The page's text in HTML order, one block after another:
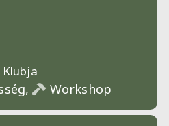
Klubja
Workshop